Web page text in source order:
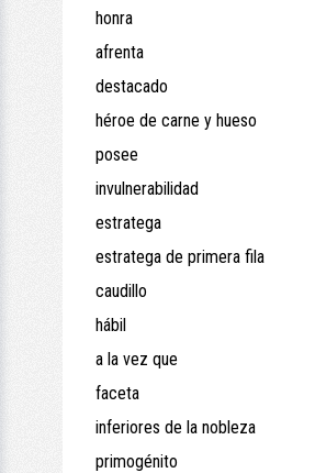
honra
afrenta
destacado
héroe de carne y hueso
posee
invulnerabilidad
estratega
estratega de primera fila
caudillo
hábil
a la vez que
faceta
inferiores de la nobleza
primogénito